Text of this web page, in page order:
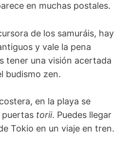
en muchas postales.
de los samuráis, hay
y vale la pena
tener una visión acertada
budismo zen.
en la playa se
puertas torii. Puedes llegar
Tokio en un viaje en tren.